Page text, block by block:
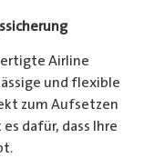
Airline
und flexible
zum Aufsetzen
dafür, dass Ihre